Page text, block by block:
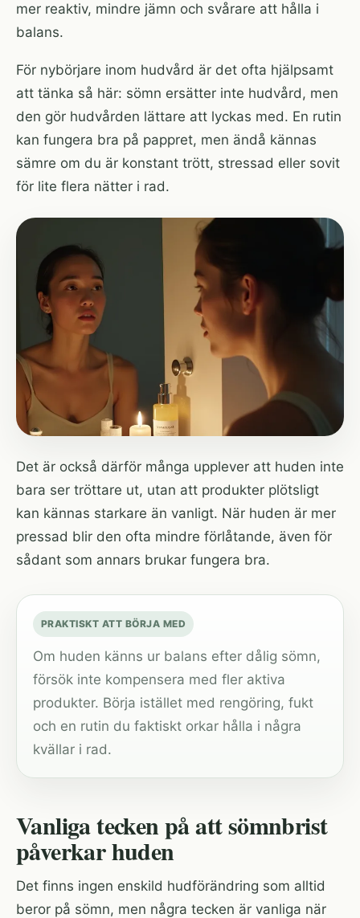
mer reaktiv, mindre jämn och svårare att hålla i
balans.
För nybörjare inom hudvård är det ofta hjälpsamt
att tänka så här: sömn ersätter inte hudvård, men
den gör hudvården lättare att lyckas med. En rutin
kan fungera bra på pappret, men ändå kännas
sämre om du är konstant trött, stressad eller sovit
för lite flera nätter i rad.
Det är också därför många upplever att huden inte
bara ser tröttare ut, utan att produkter plötsligt
kan kännas starkare än vanligt. När huden är mer
pressad blir den ofta mindre förlåtande, även för
sådant som annars brukar fungera bra.
PRAKTISKT ATT BÖRJA MED
Om huden känns ur balans efter dålig sömn,
försök inte kompensera med fler aktiva
produkter. Börja istället med rengöring, fukt
och en rutin du faktiskt orkar hålla i några
kvällar i rad.
Vanliga tecken på att sömnbrist
påverkar huden
Det finns ingen enskild hudförändring som alltid
beror på sömn, men några tecken är vanliga när